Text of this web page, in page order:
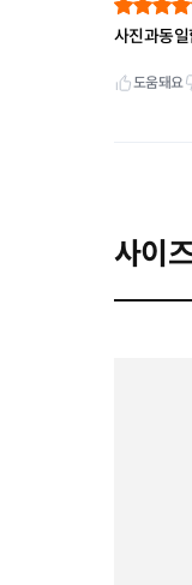
사이